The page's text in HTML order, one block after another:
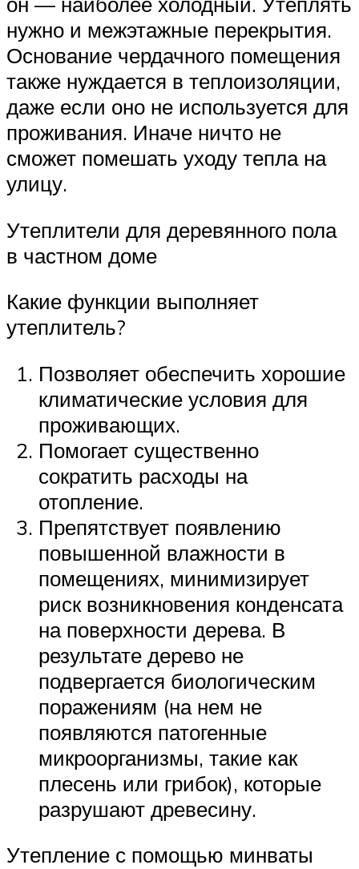
нужно и межэтажные перекрытия.
Основание чердачного помещения
также нуждается в теплоизоляции,
даже если оно не используется для
проживания. Иначе ничто не
сможет помешать уходу тепла на
улицу.
Утеплители для деревянного пола
в частном доме
Какие функции выполняет
утеплитель?
Позволяет обеспечить хорошие
климатические условия для
проживающих.
Помогает существенно
сократить расходы на
отопление.
Препятствует появлению
повышенной влажности в
помещениях, минимизирует
риск возникновения конденсата
на поверхности дерева. В
результате дерево не
подвергается биологическим
поражениям (на нем не
появляются патогенные
микроорганизмы, такие как
плесень или грибок), которые
разрушают древесину.
Утепление с помощью минваты